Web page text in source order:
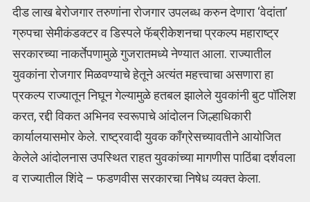
दीड लाख बेरोजगार तरुणांना रोजगार उपलब्ध करुन देणारा ‘वेदांता’
ग्रुपचा सेमीकंडक्टर व डिस्पले फॅब्रीकेशनचा प्रकल्प महाराष्ट्र
सरकारच्या नाकर्तेपणामुळे गुजरातमध्ये नेण्यात आला. राज्यातील
युवकांना रोजगार मिळवण्याचे हेतूने अत्यंत महत्त्वाचा असणारा हा
प्रकल्प राज्यातून निघून गेल्यामुळे हतबल झालेले युवकांनी बुट पॉलिश
करत, रद्दी विकत अभिनव स्वरूपाचे आंदोलन जिल्हाधिकारी
कार्यालयासमोर केले. राष्ट्रवादी युवक काँग्रेसच्यावतीने आयोजित
केलेले आंदोलनास उपस्थित राहत युवकांच्या मागणीस पाठिंबा दर्शवला
व राज्यातील शिंदे – फडणवीस सरकारचा निषेध व्यक्त केला.